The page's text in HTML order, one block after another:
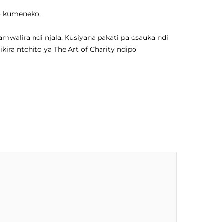
ndi njala. Kusiyana pakati pa osauka ndi
ntchito ya The Art of Charity ndipo